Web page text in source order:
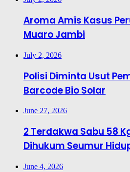
Aroma Amis Kasus
Muaro Jambi
July 2, 2026
Polisi Diminta Usut
Barcode Bio Solar
June 27, 2026
2 Terdakwa Sabu 58
Dihukum Seumur
June 4, 2026